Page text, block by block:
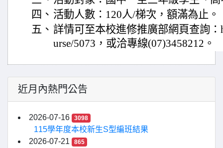
四、 活動人數：120人/梯次，額滿為止。
五、 詳情可至本校進修推廣部網頁查詢：
urse/5073，或洽專線(07)3458212。
近月內熱門公告
2026-07-16 3098
115學年度本校新生S型編班結果
2026-07-21
865